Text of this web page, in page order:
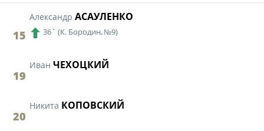
15
Александр АСАУЛЕНКО
36` (К. Бородин, №9)
19
Иван ЧЕХОЦКИЙ
20
Никита КОПОВСКИЙ